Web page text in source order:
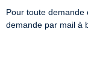
Pour toute demande
demande par mail à